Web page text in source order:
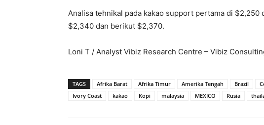
Analisa tehnikal pada kakao support pertama di
$2,340 dan berikut $2,370.
Loni T / Analyst Vibiz Research Centre – Vibiz
TAGS Afrika Barat Afrika Timur Amerika Tengah Brazil
Ivory Coast
kakao Kopi malaysia MEXICO Rusia